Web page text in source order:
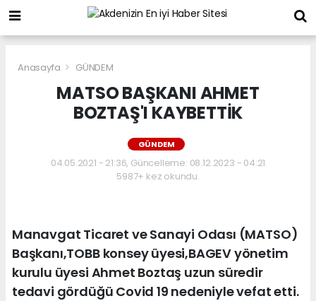
Anasayfa GÜNDEM
MATSO BAŞKANI AHMET
BOZTAŞ'I KAYBETTİK
GÜNDEM
04.05.2021 - 21:36, Güncelleme: 08.12.2023 - 04:21
5987+ kez okundu.
Manavgat Ticaret ve Sanayi Odası (MATSO)
Başkanı,TOBB konsey üyesi,BAGEV yönetim
kurulu üyesi Ahmet Boztaş uzun süredir
tedavi gördüğü Covid 19 nedeniyle vefat etti.